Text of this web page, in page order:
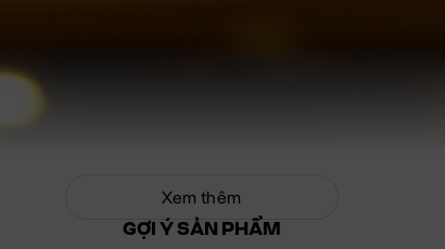
Xem thêm
GỢI Ý SẢN PHẨM